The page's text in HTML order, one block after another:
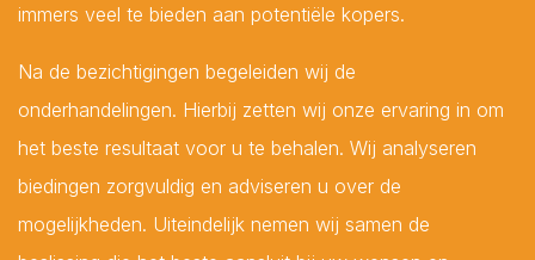
immers veel te bieden aan potentiële kopers.
Na de bezichtigingen begeleiden wij de
onderhandelingen. Hierbij zetten wij onze ervaring in om
het beste resultaat voor u te behalen. Wij analyseren
biedingen zorgvuldig en adviseren u over de
mogelijkheden. Uiteindelijk nemen wij samen de